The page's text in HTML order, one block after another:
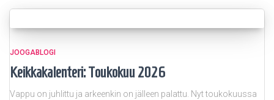
JOOGABLOGI
Keikkakalenteri: Toukokuu 2026
Vappu on juhlittu ja arkeenkin on jälleen palattu. Nyt toukokuussa